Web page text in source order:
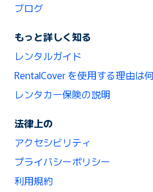
ブログ
もっと詳しく知る
レンタルガイド
RentalCover を使用する理由は
レンタカー保険の説明
法律上の
アクセシビリティ
プライバシーポリシー
利用規約